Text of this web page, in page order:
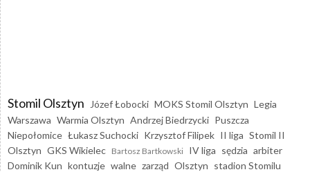
Stomil Olsztyn Józef Łobocki MOKS Stomil Olsztyn Legia
Warszawa Warmia Olsztyn Andrzej Biedrzycki Puszcza
Niepołomice Łukasz Suchocki Krzysztof Filipek II liga Stomil II
Olsztyn GKS Wikielec Bartosz Bartkowski IV liga sędzia arbiter
Dominik Kun kontuzje walne zarząd Olsztyn stadion Stomilu